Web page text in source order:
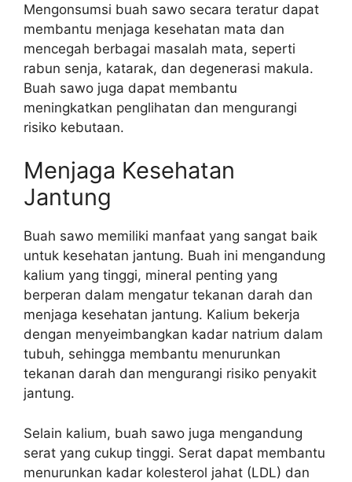
Mengonsumsi buah sawo secara teratur dapat
membantu menjaga kesehatan mata dan
mencegah berbagai masalah mata, seperti
rabun senja, katarak, dan degenerasi makula.
Buah sawo juga dapat membantu
meningkatkan penglihatan dan mengurangi
risiko kebutaan.
Menjaga Kesehatan
Jantung
Buah sawo memiliki manfaat yang sangat baik
untuk kesehatan jantung. Buah ini mengandung
kalium yang tinggi, mineral penting yang
berperan dalam mengatur tekanan darah dan
menjaga kesehatan jantung. Kalium bekerja
dengan menyeimbangkan kadar natrium dalam
tubuh, sehingga membantu menurunkan
tekanan darah dan mengurangi risiko penyakit
jantung.
Selain kalium, buah sawo juga mengandung
serat yang cukup tinggi. Serat dapat membantu
menurunkan kadar kolesterol jahat (LDL) dan